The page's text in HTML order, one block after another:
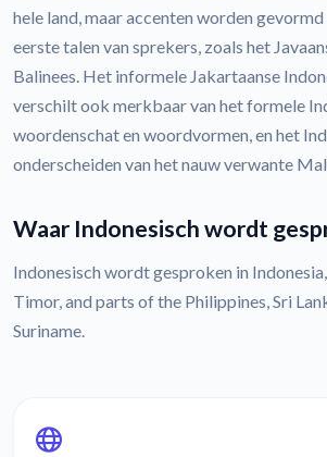
hele land, maar accenten worden
eerste talen van sprekers, zoals het
Balinees. Het informele Jakartaanse
verschilt ook merkbaar van het formele
woordenschat en woordvormen, en het
onderscheiden van het nauw verwante
Waar Indonesisch wordt
Indonesisch wordt gesproken in
Timor, and parts of the Philippines, Sri
Suriname.